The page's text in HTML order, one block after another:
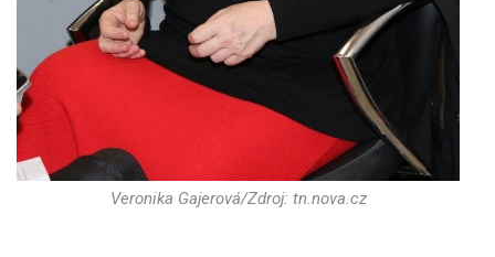
Veronika Gajerová/Zdroj: tn.nova.cz